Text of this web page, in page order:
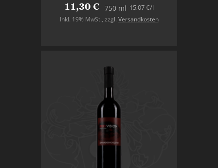
11,30 € 750 ml
Inkl. 19% MwSt., zzgl. Versandkosten
15,07 €/l